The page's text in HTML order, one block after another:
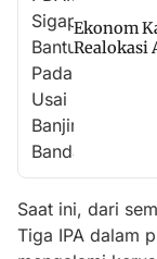
Ekonom
Realokasi
Saat ini, dari
Tiga IPA dalam